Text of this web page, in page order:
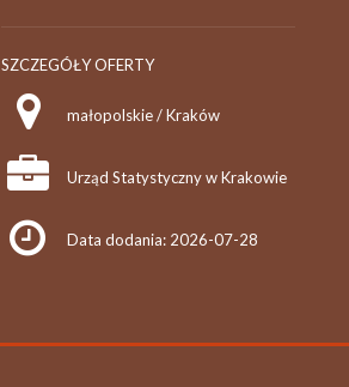
SZCZEGÓŁY OFERTY
małopolskie / Kraków
Urząd Statystyczny w Krakowie
Data dodania: 2026-07-28